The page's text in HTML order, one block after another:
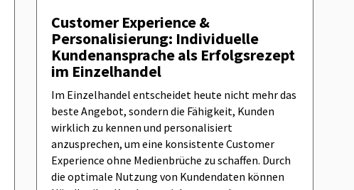
Customer Experience &
Personalisierung: Individuelle
Kundenansprache als Erfolgsrezept
im Einzelhandel
Im Einzelhandel entscheidet heute nicht mehr das
beste Angebot, sondern die Fähigkeit, Kunden
wirklich zu kennen und personalisiert
anzusprechen, um eine konsistente Customer
Experience ohne Medienbrüche zu schaffen. Durch
die optimale Nutzung von Kundendaten können